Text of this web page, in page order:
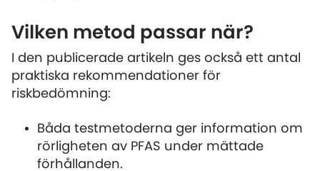
Vilken metod passar när?
I den publicerade artikeln ges också ett antal
praktiska rekommendationer för
riskbedömning:
Båda testmetoderna ger information om
rörligheten av PFAS under mättade
förhållanden.